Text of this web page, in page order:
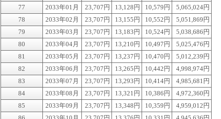
77
2033年01月 23,707円 13,128円 10,579円
5,065,024円
78
2033年02月 23,707円 13,155円 10,552円
5,051,869円
79
2033年03月 23,707円 13,183円 10,524円
5,038,686円
80
2033年04月 23,707円 13,210円 10,497円
5,025,476円
81
2033年05月 23,707円 13,237円 10,470円
5,012,239円
82
2033年06月 23,707円 13,265円 10,442円
4,998,974円
83
2033年07月 23,707円 13,293円 10,414円
4,985,681円
84
2033年08月 23,707円 13,321円 10,386円
4,972,360円
85
2033年09月 23,707円 13,348円 10,359円
4,959,012円